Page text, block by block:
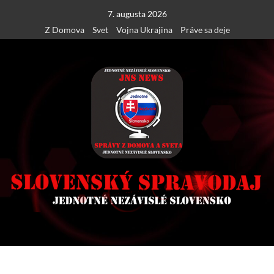
content
7. augusta 2026
Z Domova
Svet Vojna Ukrajina Práve sa deje